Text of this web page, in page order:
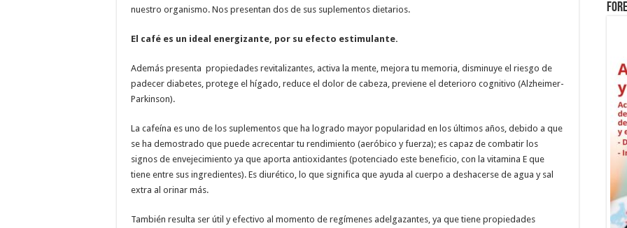
nuestro organismo. Nos presentan dos de sus suplementos dietarios.
El café es un ideal energizante, por su efecto estimulante.
Además presenta propiedades revitalizantes, activa la mente, mejora tu memoria, disminuye el riesgo de
padecer diabetes, protege el hígado, reduce el dolor de cabeza, previene el deterioro cognitivo (Alzheimer-
Parkinson).
La cafeína es uno de los suplementos que ha logrado mayor popularidad en los últimos años, debido a que
se ha demostrado que puede acrecentar tu rendimiento (aeróbico y fuerza); es capaz de combatir los
signos de envejecimiento ya que aporta antioxidantes (potenciado este beneficio, con la vitamina E que
tiene entre sus ingredientes). Es diurético, lo que significa que ayuda al cuerpo a deshacerse de agua y sal
extra al orinar más.
También resulta ser útil y efectivo al momento de regímenes adelgazantes, ya que tiene propiedades